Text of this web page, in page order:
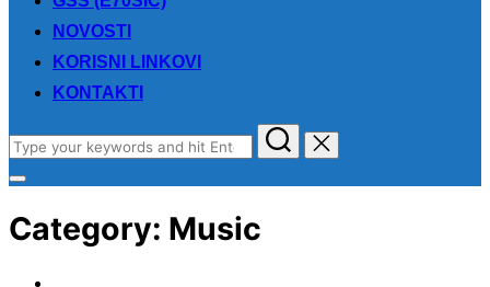
NOVOSTI
KORISNI LINKOVI
KONTAKTI
Search
for:
Toggle
&
navigation
Category: Music